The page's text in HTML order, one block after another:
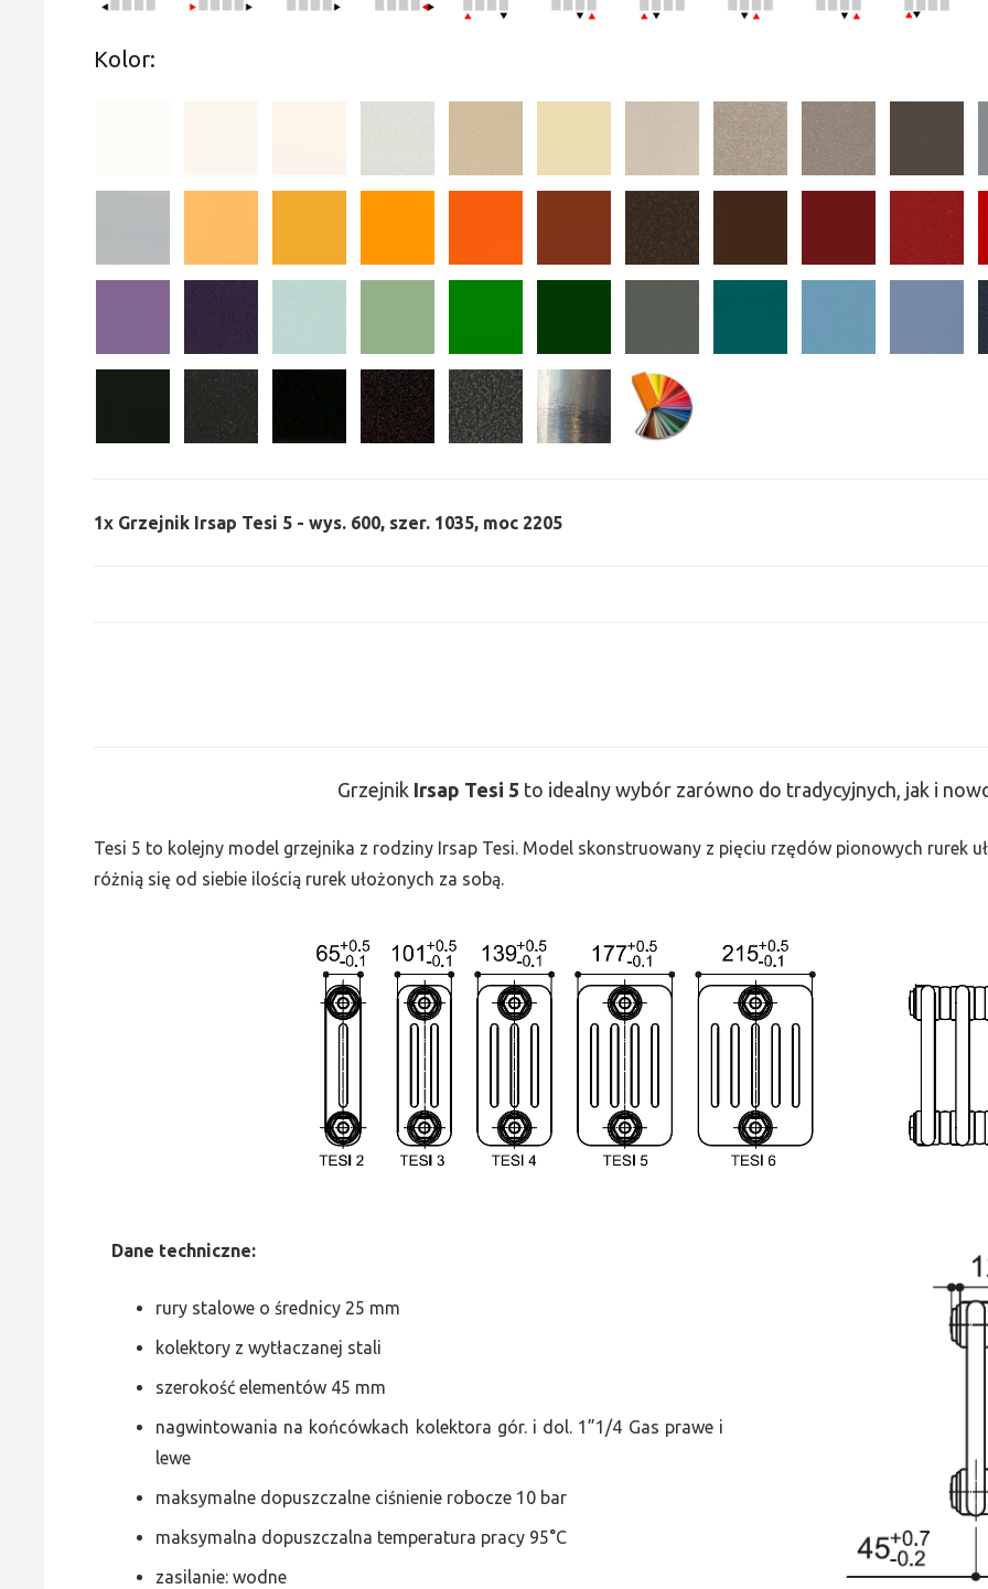
Kolor:
1x Grzejnik Irsap Tesi 5 - wys. 600, szer. 1035, moc 2205
Grzejnik Irsap Tesi 5 to idealny wybór zarówno do tradycyjnych, jak i
Tesi 5 to kolejny model grzejnika z rodziny Irsap Tesi. Model skonstruowany z pięciu rzędów pionowych rurek
różnią się od siebie ilością rurek ułożonych za sobą.
Dane techniczne:
rury stalowe o średnicy 25 mm
kolektory z wytłaczanej stali
szerokość elementów 45 mm
nagwintowania na końcówkach kolektora gór. i dol. 1”1/4 Gas prawe i
lewe
maksymalne dopuszczalne ciśnienie robocze 10 bar
maksymalna dopuszczalna temperatura pracy 95°C
zasilanie: wodne